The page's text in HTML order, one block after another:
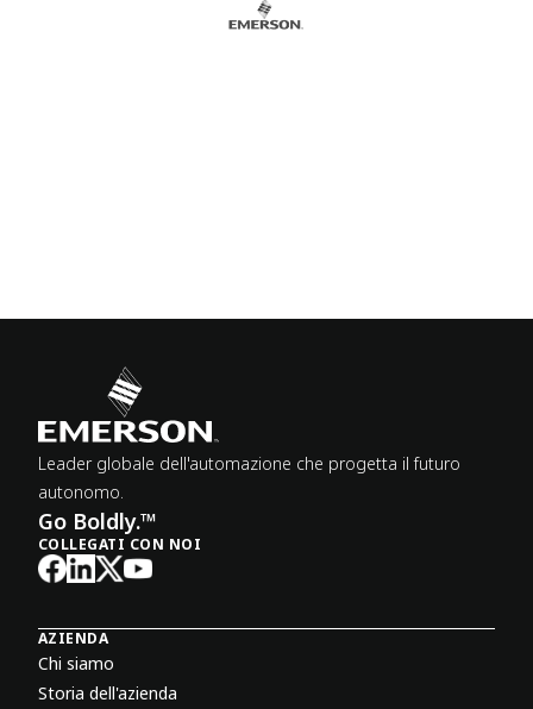
Leader globale dell'automazione che progetta il futuro
autonomo.
Go Boldly.™
COLLEGATI CON NOI
AZIENDA
Chi siamo
Storia dell'azienda